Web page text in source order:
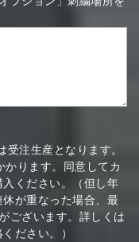
受注生産となります。
かります。同意してカ
ください。（但し年
が重なった場合、最
ございます。詳しくは
ださい。）